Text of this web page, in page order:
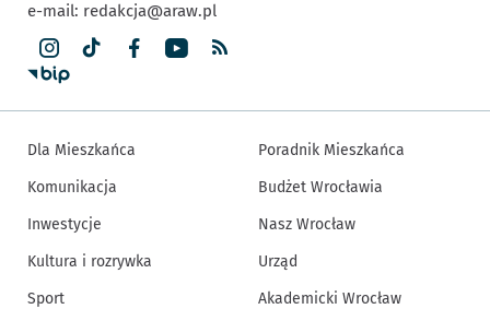
e-mail: redakcja@araw.pl
Dla Mieszkańca
Komunikacja
Inwestycje
Kultura i rozrywka
Sport
Poradnik Mieszkańca
Budżet Wrocławia
Nasz Wrocław
Urząd
Akademicki Wrocław